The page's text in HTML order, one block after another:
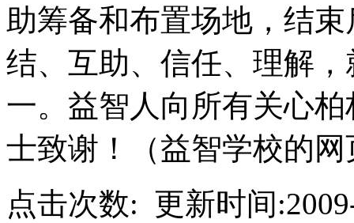
助筹备和布置场地，结
结、互助、信任、理解
一。益智人向所有关心
士致谢！（益智学校的网
点击次数: 更新时间